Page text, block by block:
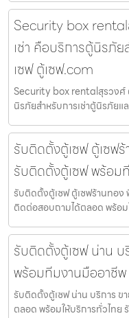
Security box rental
เช่า คือบริการตู้นิรภัย
เซฟ ตู้เซฟ.com
Security box rentalสุรวงศ์
นิรภัยสำหรับการเช่าตู้นิรภัยแ
รับติดตั้งตู้เซฟ ตู้เซฟ
รับติดตั้งตู้เซฟ พร้อม
รับติดตั้งตู้เซฟ ตู้เซฟร้านทอง
ติดต่อสอบถามได้ตลอด พร้อ
รับติดตั้งตู้เซฟ น่าน
พร้อมทีมงานมืออาชีพ
รับติดตั้งตู้เซฟ น่าน บริการ
ตลอด พร้อมให้บริการทั่วไทย